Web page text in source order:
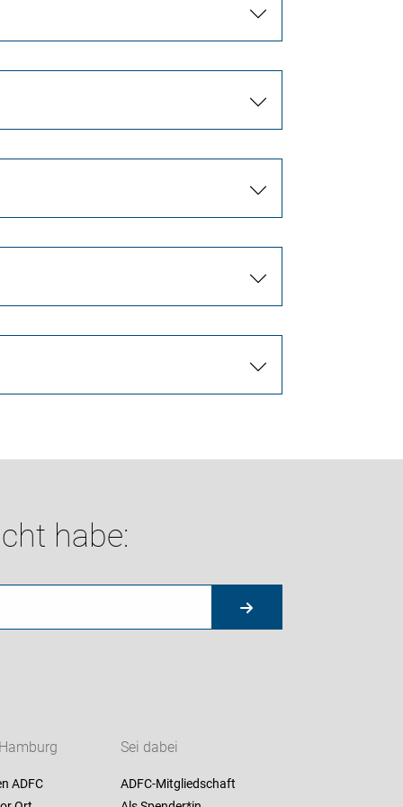
habe:
ADFC
Sei dabei
ADFC-Mitgliedschaft